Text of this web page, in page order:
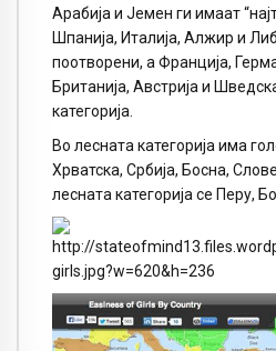
Арабија и Јемен ги имаат
Шпанија, Италија, Алжир и
поотворени, а Франција,
Британија, Австрија и
категорија.
Во лесната категорија има
Хрватска, Србија, Босна,
лесната категорија се Перу,